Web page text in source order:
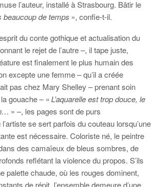
l’auteur, installé à Strasbourg. Bâtir le
beaucoup de temps », confie-t-il.
du conte gothique et actualisation du
le rejet de l’autre –, il tape juste,
est finalement le plus humain des
excepte une femme – qu’il a créée
pas chez Mary Shelley – prenant soin
gouache – «L’aquarelle est trop douce, le
» –, les pages sont de purs
se sert parfois du couteau lorsqu’une
est nécessaire. Coloriste né, le peintre
des camaïeux de bleus sombres, de
reflétant la violence du propos. S’ils
palette chaude, où les rouges dominent,
de répit, l’ensemble demeure d’une